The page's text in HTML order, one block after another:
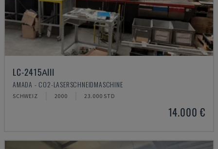
LC-2415ΑIII
AMADA - CO2-LASERSCHNEIDMASCHINE
SCHWEIZ 2000 23.000 STD
14.000 €